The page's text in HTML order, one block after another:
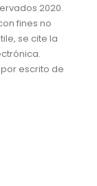
2020.
fines no
se cite la
escrito de